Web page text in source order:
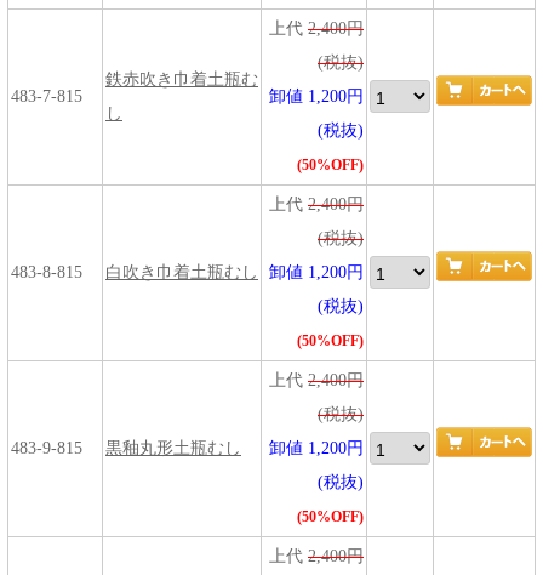
483-7-815
鉄赤吹き巾着土瓶む
し
上代 2,400円
(税抜)
卸値 1,200円
(税抜)
(50%OFF)
483-8-815 白吹き巾着土瓶むし
上代 2,400円
(税抜)
卸値 1,200円
(税抜)
(50%OFF)
483-9-815 黒釉丸形土瓶むし
上代 2,400円
(税抜)
卸値 1,200円
(税抜)
(50%OFF)
上代 2,400円